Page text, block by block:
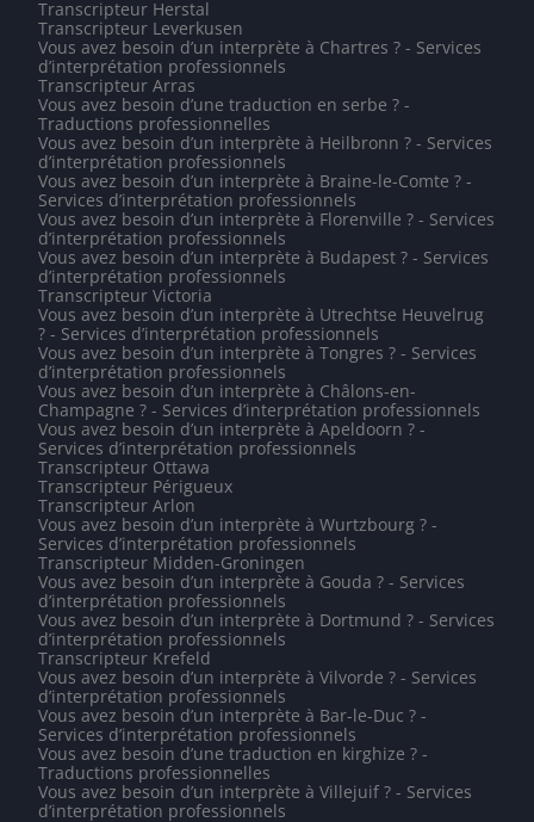
Transcripteur Herstal
Transcripteur Leverkusen
Vous avez besoin d’un interprète à Chartres ? - Services
d’interprétation professionnels
Transcripteur Arras
Vous avez besoin d’une traduction en serbe ? -
Traductions professionnelles
Vous avez besoin d’un interprète à Heilbronn ? - Services
d’interprétation professionnels
Vous avez besoin d’un interprète à Braine-le-Comte ? -
Services d’interprétation professionnels
Vous avez besoin d’un interprète à Florenville ? - Services
d’interprétation professionnels
Vous avez besoin d’un interprète à Budapest ? - Services
d’interprétation professionnels
Transcripteur Victoria
Vous avez besoin d’un interprète à Utrechtse Heuvelrug
? - Services d’interprétation professionnels
Vous avez besoin d’un interprète à Tongres ? - Services
d’interprétation professionnels
Vous avez besoin d’un interprète à Châlons-en-
Champagne ? - Services d’interprétation professionnels
Vous avez besoin d’un interprète à Apeldoorn ? -
Services d’interprétation professionnels
Transcripteur Ottawa
Transcripteur Périgueux
Transcripteur Arlon
Vous avez besoin d’un interprète à Wurtzbourg ? -
Services d’interprétation professionnels
Transcripteur Midden-Groningen
Vous avez besoin d’un interprète à Gouda ? - Services
d’interprétation professionnels
Vous avez besoin d’un interprète à Dortmund ? - Services
d’interprétation professionnels
Transcripteur Krefeld
Vous avez besoin d’un interprète à Vilvorde ? - Services
d’interprétation professionnels
Vous avez besoin d’un interprète à Bar-le-Duc ? -
Services d’interprétation professionnels
Vous avez besoin d’une traduction en kirghize ? -
Traductions professionnelles
Vous avez besoin d’un interprète à Villejuif ? - Services
d’interprétation professionnels